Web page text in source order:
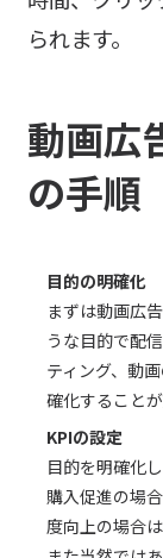
られます。
動画広
の手順
目的の明確化
まずは動画広
うな目的で配
ティング、動
確化することが
KPIの設定
目的を明確化
購入促進の場
度向上の場合